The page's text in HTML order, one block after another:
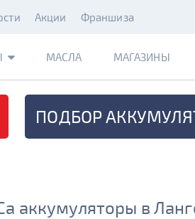
Акции Франшиза
МАСЛА МАГАЗИНЫ
ПОДБОР
аккумуляторы в